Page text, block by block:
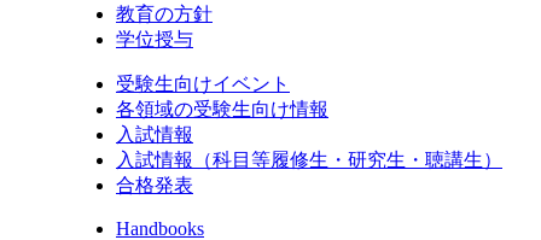
教育の方針
学位授与
受験生向けイベント
各領域の受験生向け情報
入試情報
入試情報（科目等履修生・研究生・聴講生）
合格発表
Handbooks